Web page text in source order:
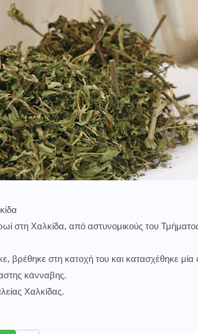
στη Χαλκίδα, από αστυνομικούς του
βρέθηκε στη κατοχή του και κατασχέθηκε μία
κάνναβης.
Χαλκίδας.